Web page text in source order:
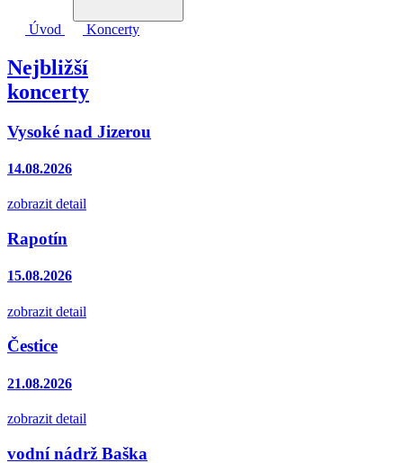
Úvod Koncerty
Nejbližší
koncerty
Vysoké nad Jizerou
14.08.2026
zobrazit detail
Rapotín
15.08.2026
zobrazit detail
Čestice
21.08.2026
zobrazit detail
vodní nádrž Baška